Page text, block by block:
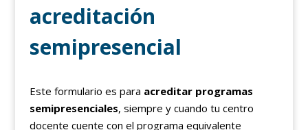
acreditación
semipresencial
Este formulario es para acreditar programas
semipresenciales, siempre y cuando tu centro
docente cuente con el programa equivalente